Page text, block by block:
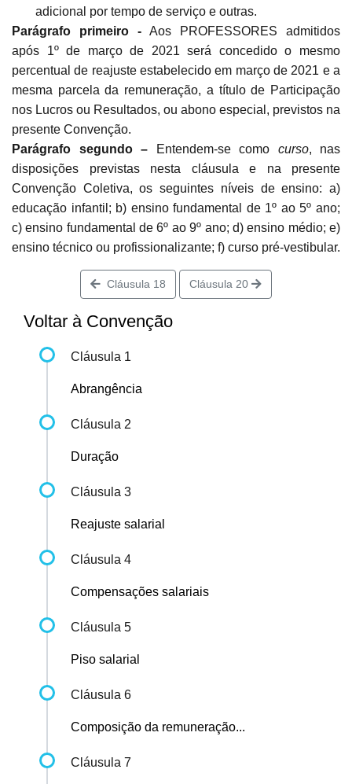
adicional por tempo de serviço e outras.
Parágrafo primeiro -Aos PROFESSORES admitidos
após 1º de março de
2021 será concedido o mesmo
percentual de reajuste estabelecido em março de 2021 e a
mesma parcela da remuneração, a título de Participação
nos Lucros ou Resultados, ou abono especial, previstos na
presente Convenção.
Parágrafo segundo –
Entendem-se como curso, nas
disposições previstas nesta cláusula e na presente
Convenção Coletiva, os seguintes níveis de ensino: a)
educação infantil; b) ensino fundamental de 1º ao 5º ano;
c) ensino fundamental de 6º ao 9º ano; d) ensino médio; e)
ensino técnico ou profissionalizante; f) curso pré-vestibular.
Cláusula 18 Cláusula 20
Voltar à Convenção
Cláusula 1
Abrangência
Cláusula 2
Duração
Cláusula 3
Reajuste salarial
Cláusula 4
Compensações salariais
Cláusula 5
Piso salarial
Cláusula 6
Composição da remuneração...
Cláusula 7